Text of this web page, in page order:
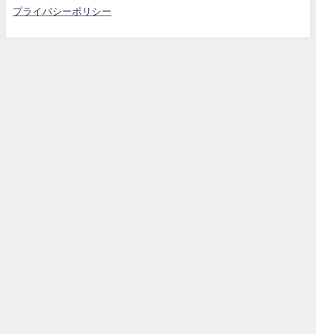
プライバシーポリシー